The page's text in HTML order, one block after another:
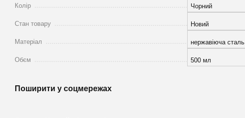
Колір Чорний
Стан товару Новий
Матеріал нержавіюча сталь
Обєм 500 мл
Поширити у соцмережах